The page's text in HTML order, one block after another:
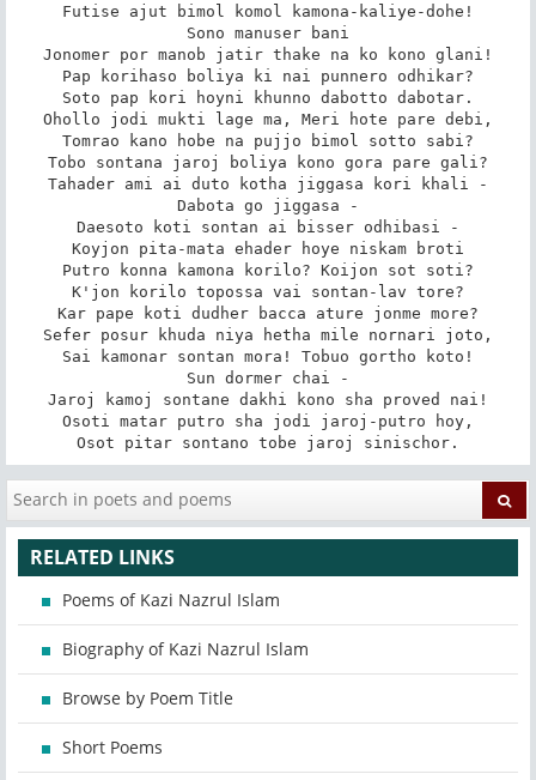
Futise ajut bimol komol kamona-kaliye-dohe!
Sono manuser bani
Jonomer por manob jatir thake na ko kono glani!
Pap korihaso boliya ki nai punnero odhikar?
Soto pap kori hoyni khunno dabotto dabotar.
Ohollo jodi mukti lage ma, Meri hote pare debi,
Tomrao kano hobe na pujjo bimol sotto sabi?
Tobo sontana jaroj boliya kono gora pare gali?
Tahader ami ai duto kotha jiggasa kori khali -
Dabota go jiggasa -
Daesoto koti sontan ai bisser odhibasi -
Koyjon pita-mata ehader hoye niskam broti
Putro konna kamona korilo? Koijon sot soti?
K'jon korilo topossa vai sontan-lav tore?
Kar pape koti dudher bacca ature jonme more?
Sefer posur khuda niya hetha mile nornari joto,
Sai kamonar sontan mora! Tobuo gortho koto!
Sun dormer chai -
Jaroj kamoj sontane dakhi kono sha proved nai!
Osoti matar putro sha jodi jaroj-putro hoy,
Osot pitar sontano tobe jaroj sinischor.
RELATED LINKS
Poems of Kazi Nazrul Islam
Biography of Kazi Nazrul Islam
Browse by Poem Title
Short Poems